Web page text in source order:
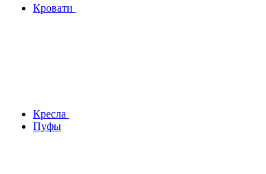
Кровати
Кресла
Пуфы